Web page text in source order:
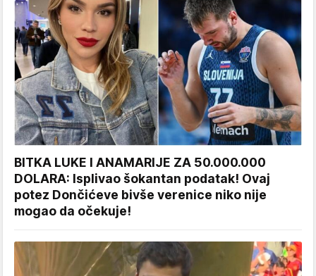
BITKA LUKE I ANAMARIJE ZA 50.000.000
DOLARA: Isplivao šokantan podatak! Ovaj
potez Dončićeve bivše verenice niko nije
mogao da očekuje!